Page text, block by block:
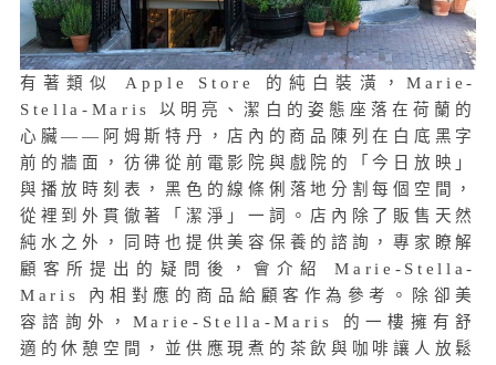
有著類似 Apple Store 的純白裝潢，Marie-
Stella-Maris 以明亮、潔白的姿態座落在荷蘭的
心臟——阿姆斯特丹，店內的商品陳列在白底黑字
前的牆面，彷彿從前電影院與戲院的「今日放映」
與播放時刻表，黑色的線條俐落地分割每個空間，
從裡到外貫徹著「潔淨」一詞。店內除了販售天然
純水之外，同時也提供美容保養的諮詢，專家瞭解
顧客所提出的疑問後，會介紹 Marie-Stella-
Maris 內相對應的商品給顧客作為參考。除卻美
容諮詢外，Marie-Stella-Maris 的一樓擁有舒
適的休憩空間，並供應現煮的茶飲與咖啡讓人放鬆